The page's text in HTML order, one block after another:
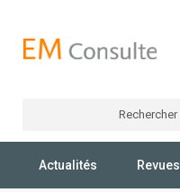
Rechercher
Actualités Revues